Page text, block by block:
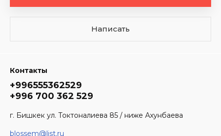
Написать
Контакты
+996555362529
+996 700 362 529
г. Бишкек ул. Токтоналиева 85 / ниже Ахунбаева
blossem@list.ru